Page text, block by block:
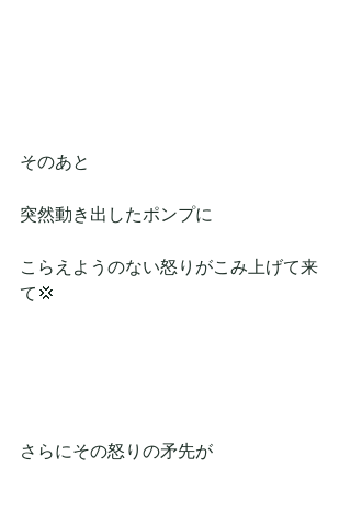
そのあと
突然動き出したポンプに
こらえようのない怒りがこみ上げて来
て💢
さらにその怒りの矛先が